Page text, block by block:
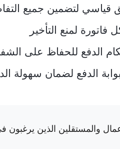
لتضمين جميع
فاتورة لمنع التأخير
الدفع للحفاظ على
الدفع لضمان سهولة
والمستقلين الذين يرغبون